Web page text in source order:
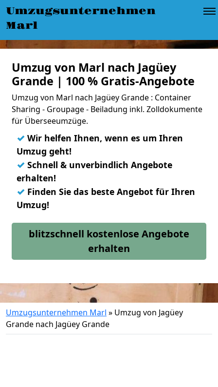
Umzugsunternehmen
Marl
Umzug von Marl nach Jagüey
Grande | 100 % Gratis-Angebote
Umzug von Marl nach Jagüey Grande : Container
Sharing - Groupage - Beiladung inkl. Zolldokumente
für Überseeumzüge.
✓ Wir helfen Ihnen, wenn es um Ihren
Umzug geht!
✓ Schnell & unverbindlich Angebote
erhalten!
✓ Finden Sie das beste Angebot für Ihren
Umzug!
blitzschnell kostenlose Angebote
erhalten
Umzugsunternehmen Marl » Umzug von Jagüey
Grande nach Jagüey Grande